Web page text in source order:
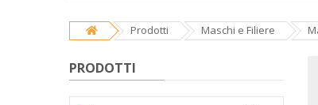
Prodotti Maschi e Filiere
PRODOTTI